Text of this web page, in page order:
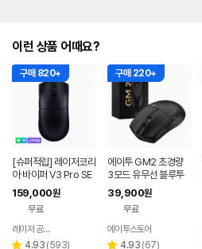
이런 상품 어때요?
구매 820+
[슈퍼적립] 레이저코리
아 바이퍼 V3 Pro SE
바브삼 e스포츠 무선
게이밍 마우스
159,000원
무료
페이
레이저 공식스토어
4.93 리
(593)
구매 220+
에이투 GM2 초경량
3모드 유무선 블루투
스 게이밍 마우스 노트
북 컴퓨터 FPS 발로란
39,900원
무료
에이투스토어
4.93 리
(67)